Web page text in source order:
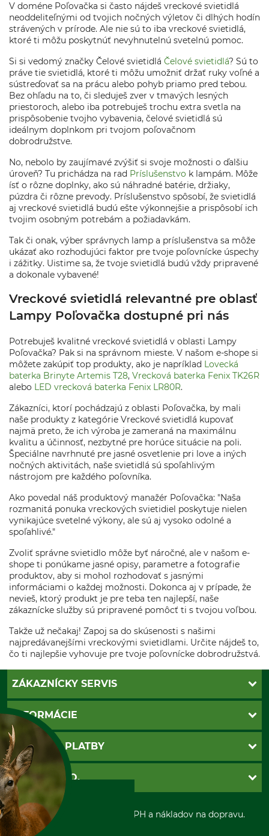
V doméne Poľovačka si často nájdeš vreckové svietidlá
neoddeliteľnými od tvojich nočných výletov či dlhých hodín
strávených v prírode. Ale nie sú to iba vreckové svietidlá,
ktoré ti môžu poskytnúť nevyhnutelnú svetelnú pomoc.
Si si vedomý značky Čelové svietidlá Čelové svietidlá? Sú to
práve tie svietidlá, ktoré ti môžu umožniť držať ruky voľné a
sústreďovať sa na prácu alebo pohyb priamo pred tebou.
Bez ohľadu na to, či sleduješ zver v tmavých lesných
priestoroch, alebo iba potrebuješ trochu extra svetla na
prispôsobenie tvojho vybavenia, čelové svietidlá sú
ideálnym doplnkom pri tvojom poľovačnom
dobrodružstve.
No, nebolo by zaujímavé zvýšiť si svoje možnosti o ďalšiu
úroveň? Tu prichádza na rad Príslušenstvo k lampám. Môže
ísť o rôzne doplnky, ako sú náhradné batérie, držiaky,
púzdra či rôzne prevody. Príslušenstvo spôsobí, že svietidlá
aj vreckové svietidlá budú ešte výkonnejšie a prispôsobí ich
tvojim osobným potrebám a požiadavkám.
Tak či onak, výber správnych lamp a príslušenstva sa môže
ukázať ako rozhodujúci faktor pre tvoje poľovnícke úspechy
i zážitky. Uistime sa, že tvoje svietidlá budú vždy pripravené
a dokonale vybavené!
Vreckové svietidlá relevantné pre oblasť
Lampy Poľovačka dostupné pri nás
Potrebuješ kvalitné vreckové svietidlá v oblasti Lampy
Poľovačka? Pak si na správnom mieste. V našom e-shope si
môžete zakúpiť top produkty, ako je napríklad Lovecká
baterka Brinyte Artemis T28, Vrecková baterka Fenix TK26R
alebo LED vrecková baterka Fenix LR80R.
Zákazníci, ktorí pochádzajú z oblasti Poľovačka, by mali
naše produkty z kategórie Vreckové svietidlá kupovať
najmä preto, že ich výroba je zameraná na maximálnu
kvalitu a účinnosť, nezbytné pre horúce situácie na poli.
Špeciálne navrhnuté pre jasné osvetlenie pri love a iných
nočných aktivitách, naše svietidlá sú spoľahlivým
nástrojom pre každého poľovníka.
Ako povedal náš produktový manažér Poľovačka: "Naša
rozmanitá ponuka vreckových svietidiel poskytuje nielen
vynikajúce svetelné výkony, ale sú aj vysoko odolné a
spoľahlivé."
Zvoliť správne svietidlo môže byť náročné, ale v našom e-
shope ti ponúkame jasné opisy, parametre a fotografie
produktov, aby si mohol rozhodovať s jasnými
informáciami o každej možnosti. Dokonca aj v prípade, že
nevieš, ktorý produkt je pre teba ten najlepší, naše
zákaznícke služby sú pripravené pomôcť ti s tvojou voľbou.
Takže už nečakaj! Zapoj sa do skúsenosti s našimi
najpredávanejšími vreckovými svietidlami. Určite nájdeš to,
čo ti najlepšie vyhovuje pre tvoje poľovnícke dobrodružstvá.
ZÁKAZNÍCKY SERVIS
Kontakt
Katalógy
Newsletter
Nastavenia súborov cookie
INFORMÁCIE
Povinné údaje
Obchodné podmienky
Ochrana osobnych udajov
Otváracie hodiny
Zrušenie objednávky
SPÔSOBY PLATBY
Dobierka
Platba vopred
Sepa-inkaso
Osobný odber
GRUBE S.R.O.
O nás
Predajňa
Kolektív GRUBE
*Všetky ceny sú vrátane DPH a nákladov na dopravu.